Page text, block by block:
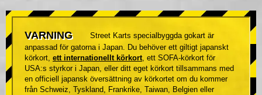
VARNING
Street Karts specialbyggda gokart är
anpassad för gatorna i Japan. Du behöver ett giltigt japanskt
körkort, ett internationellt körkort, ett SOFA-körkort för
USA:s styrkor i Japan, eller ditt eget körkort tillsammans med
en officiell japansk översättning av körkortet om du kommer
från Schweiz, Tyskland, Frankrike, Taiwan, Belgien eller